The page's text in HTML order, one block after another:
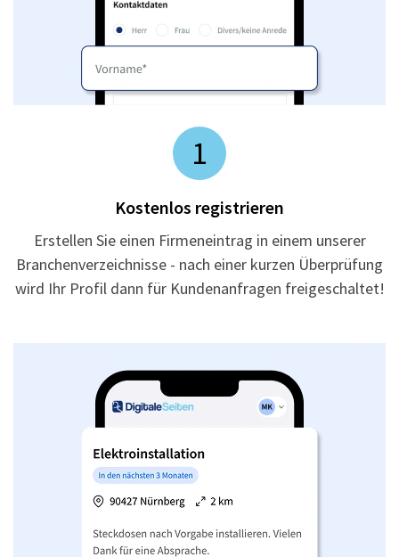
1
Kostenlos registrieren
Erstellen Sie einen Firmeneintrag in einem unserer
Branchenverzeichnisse - nach einer kurzen Überprüfung
wird Ihr Profil dann für Kundenanfragen freigeschaltet!